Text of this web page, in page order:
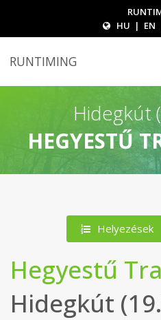
HU | EN
RUNTIMING
Hidegkút
HEGYESTŰ
Helyezések
Hegyestű
Hidegkút